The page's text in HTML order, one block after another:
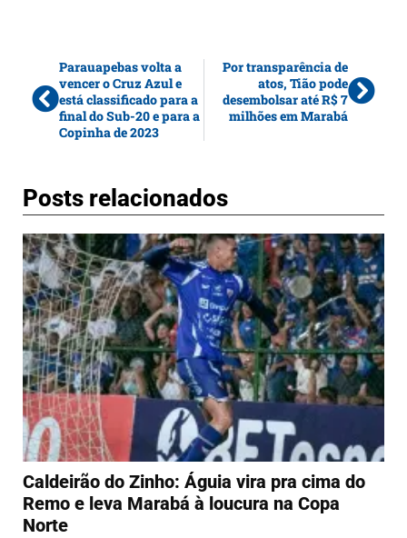
Parauapebas volta a
vencer o Cruz Azul e
está classificado para a
final do Sub-20 e para a
Copinha de 2023
Por transparência de
atos, Tião pode
desembolsar até R$ 7
milhões em Marabá
Posts relacionados
Caldeirão do Zinho: Águia vira pra cima do
Remo e leva Marabá à loucura na Copa
Norte